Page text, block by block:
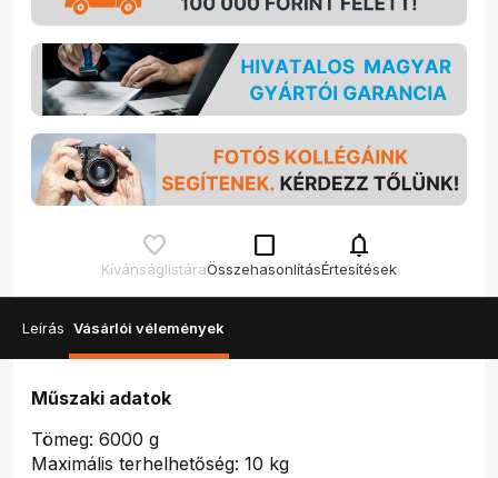
Kívánságlistára
check_box_outline_blank
Összehasonlítás
notifications
Értesítések
Leírás Vásárlói vélemények
Műszaki adatok
Tömeg: 6000 g
Maximális terhelhetőség: 10 kg